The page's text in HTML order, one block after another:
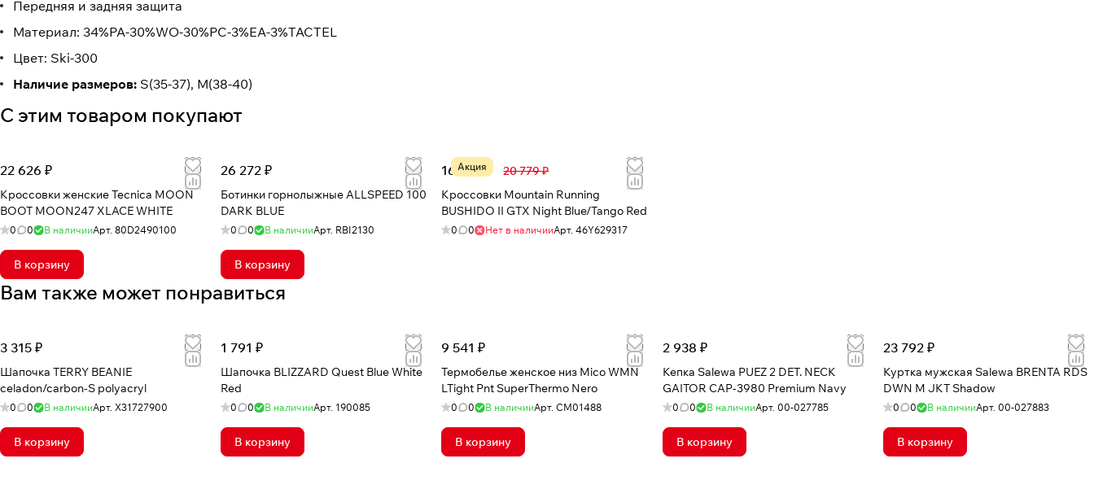
Передняя и задняя защита
Материал: 34%PA-30%WO-30%PC-3%EA-3%TACTEL
Цвет: Ski-300
Наличие размеров: S(35-37), M(38-40)
С этим товаром покупают
22 626 ₽
Кроссовки женские Tecnica MOON
BOOT MOON247 XLACE WHITE
0 0 В наличииАрт. 80D2490100
В корзину
26 272 ₽
Ботинки горнолыжные ALLSPEED 100
DARK BLUE
0 0 В наличииАрт. RBI2130
В корзину
Акция
16 308 ₽
20 779 ₽
Кроссовки Mountain Running
BUSHIDO II GTX Night Blue/Tango Red
0 0 Нет в наличииАрт.46Y629317
Вам также может понравиться
3 315 ₽
Шапочка TERRY BEANIE
celadon/carbon-S polyacryl
0 0 В наличииАрт. X31727900
В корзину
1 791 ₽
Шапочка BLIZZARD Quest Blue White
Red
0 0 В наличииАрт. 190085
В корзину
9 541 ₽
Термобелье женское низ Mico WMN
LTight Pnt SuperThermo Nero
0 0 В наличииАрт.CM01488
В корзину
2 938 ₽
Кепка Salewa PUEZ 2 DET. NECK
GAITOR CAP-3980 Premium Navy
0 0 В наличииАрт. 00-027785
В корзину
23 792 ₽
Куртка мужская Salewa BRENTA RDS
DWN M JKT Shadow
0 0 В наличииАрт. 00-027883
В корзину